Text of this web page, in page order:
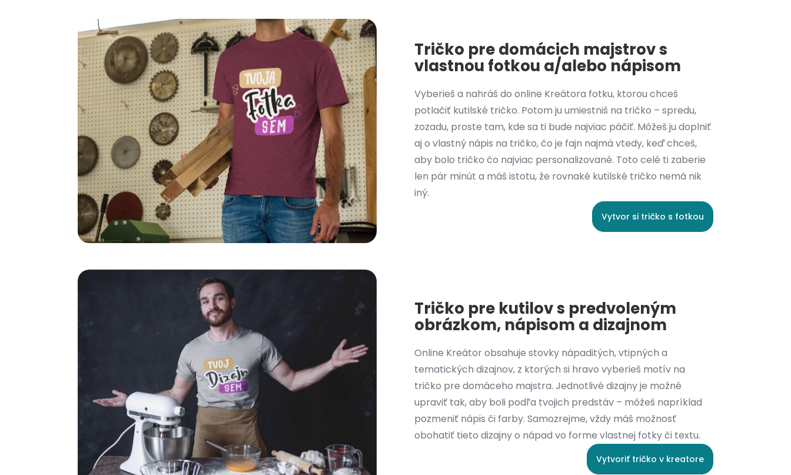
Tričko pre domácich majstrov s
vlastnou fotkou a/alebo nápisom
Vyberieš a nahráš do online Kreátora fotku, ktorou chceš
potlačiť kutilské tričko. Potom ju umiestniš na tričko – spredu,
zozadu, proste tam, kde sa ti bude najviac páčiť. Môžeš ju doplniť
aj o vlastný nápis na tričko, čo je fajn najmä vtedy, keď chceš,
aby bolo tričko čo najviac personalizované. Toto celé ti zaberie
len pár minút a máš istotu, že rovnaké kutilské tričko nemá nik
iný.
Vytvor si tričko s fotkou
Tričko pre kutilov s predvoleným
obrázkom, nápisom a dizajnom
Online Kreátor obsahuje stovky nápaditých, vtipných a
tematických dizajnov, z ktorých si hravo vyberieš motív na
tričko pre domáceho majstra. Jednotlivé dizajny je možné
upraviť tak, aby boli podľa tvojich predstáv – môžeš napríklad
pozmeniť nápis či farby. Samozrejme, vždy máš možnosť
obohatiť tieto dizajny o nápad vo forme vlastnej fotky či textu.
Vytvoriť tričko v kreatore